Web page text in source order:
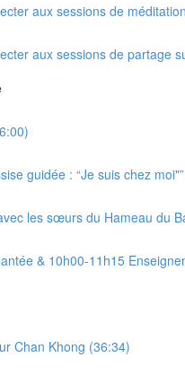
aux sessions de
aux sessions de partage
guidée : “Je suis chez
les sœurs du Hameau du
& 10h00-11h15
Chan Khong (36:34)